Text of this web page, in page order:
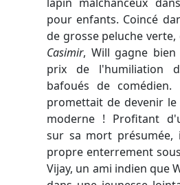
pour enfants. Coincé
de grosse peluche
Casimir, Will gagne
prix de l'humiliation
bafoués de
promettait de devenir
moderne ! Profitant
sur sa mort présumée,
propre enterrement
Vijay, un ami indien que